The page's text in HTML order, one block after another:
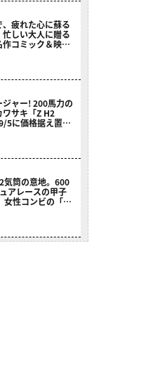
疲れた心に蘇る
しい大人に贈る
作コミック＆映画
ャー! 200馬力の
ワサキ「Z H2
5に価格据え置き
気筒の意地。600
アレースの甲子
女性コンビの「ス